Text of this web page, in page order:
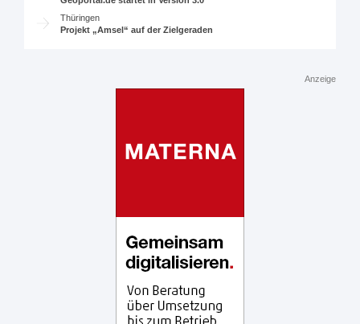
Thüringen
Projekt „Amsel“ auf der Zielgeraden
Anzeige